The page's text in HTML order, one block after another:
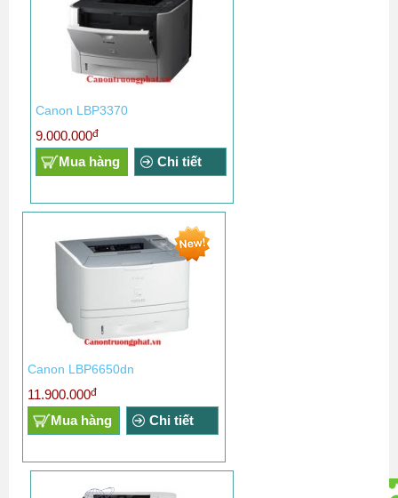
Canon LBP3370
9.000.000đ
Mua hàng Chi tiết
Canon LBP6650dn
11.900.000đ
Mua hàng Chi tiết